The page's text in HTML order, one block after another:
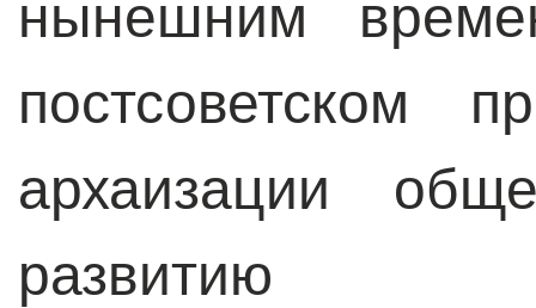
нынешним
постсоветском
архаизации
развитию